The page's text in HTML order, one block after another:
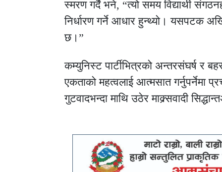
स्मरण गर्दै भने, “त्यो समय विद्यार्थी
निर्धारण गर्ने आधार हुन्थ्यो। यसपटक
छ।”
कम्युनिस्ट पार्टीभित्रको अन्तरसंघर्ष र
एकताको महत्वलाई आत्मसात गर्नुपर्नेमा
गुटवादभन्दा माथि उठेर माक्र्सवादी